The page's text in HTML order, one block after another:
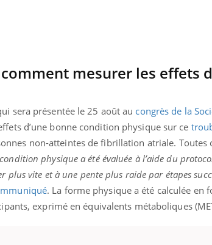
mesurer les effets
sera présentée le 25 août au congrès de la
d’une bonne condition physique sur ce
non-atteintes de fibrillation atriale. Toutes
physique a été évaluée à l’aide du
vite et à une pente plus raide par étapes
. La forme physique a été calculée en
exprimé en équivalents métaboliques